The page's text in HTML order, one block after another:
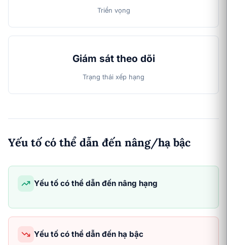
Triển vọng
Giám sát theo dõi
Trạng thái xếp hạng
Yếu tố có thể dẫn đến nâng/hạ bậc
Yếu tố có thể dẫn đến nâng hạng
Yếu tố có thể dẫn đến hạ bậc